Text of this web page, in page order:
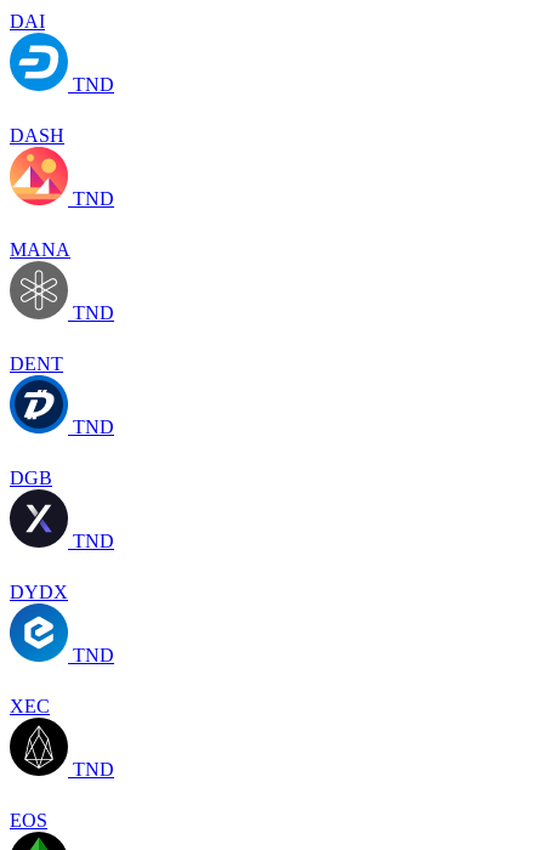
DAI
TND
DASH
TND
MANA
TND
DENT
TND
DGB
TND
DYDX
TND
XEC
TND
EOS